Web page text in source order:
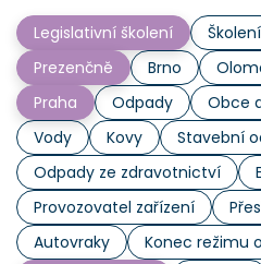
Legislativní školení
Prezenčně
Brno
Praha
Odpady Obce
Vody
Kovy
Stavební
Odpady ze zdravotnictví
Provozovatel zařízení
Autovraky
Konec režimu